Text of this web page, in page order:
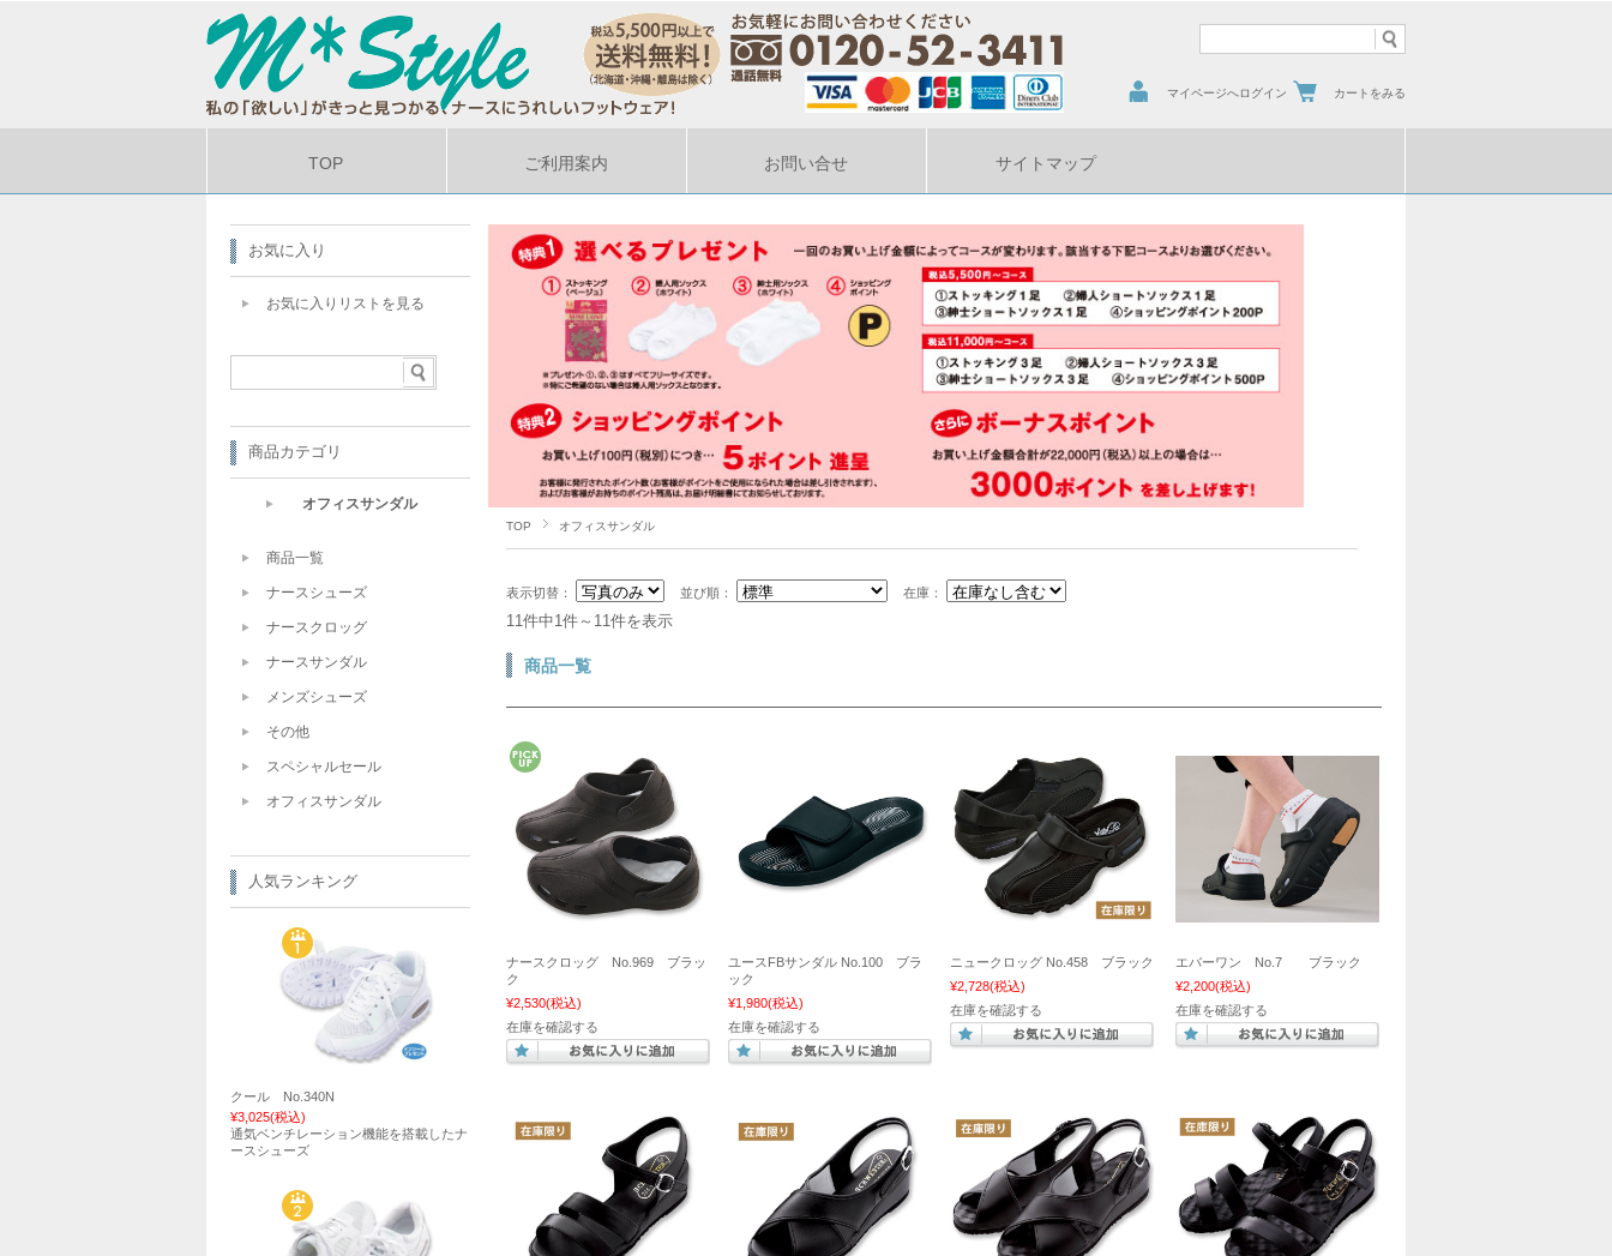
マイページへログイン カートをみる
TOP ご利用案内 お問い合せ サイトマップ
TOP オフィスサンダル
表示切替： 並び順： 在庫：
11件中1件～11件を表示
商品一覧
ナースクロッグ No.969 ブラッ
ク
¥2,530(税込)
在庫を確認する
ユースFBサンダル No.100 ブラ
ック
¥1,980(税込)
在庫を確認する
ニュークロッグ No.458 ブラック
¥2,728(税込)
在庫を確認する
エバーワン No.7 ブラック
¥2,200(税込)
在庫を確認する
お気に入り
お気に入りリストを見る
商品カテゴリ
オフィスサンダル
商品一覧
ナースシューズ
ナースクロッグ
ナースサンダル
メンズシューズ
その他
スペシャルセール
オフィスサンダル
人気ランキング
クール No.340N
¥3,025(税込)
通気ベンチレーション機能を搭載したナ
ースシューズ